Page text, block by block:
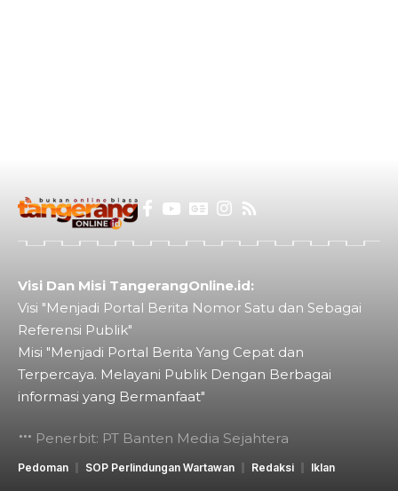
Visi Dan Misi TangerangOnline.id:
Visi "Menjadi Portal Berita Nomor Satu dan Sebagai
Referensi Publik"
Misi "Menjadi Portal Berita Yang Cepat dan
Terpercaya. Melayani Publik Dengan Berbagai
informasi yang Bermanfaat"
Penerbit: PT Banten Media Sejahtera
Pedoman SOP Perlindungan Wartawan Redaksi Iklan